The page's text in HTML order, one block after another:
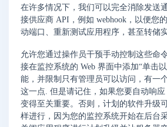
在许多情况下，我们可以完全消除发送
接供应商 API，例如 webhook，以便您
动端口、重新测试应用程序，甚至转储
允许您通过操作员干预手动控制这些命
接在监控系统的 Web 界面中添加“单击
能，并限制只有管理员可以访问，有一
这一点. 但是请记住，如果您要自动响
变得至关重要。否则，计划的软件升级
样进行，因为您的监控系统开始在后台